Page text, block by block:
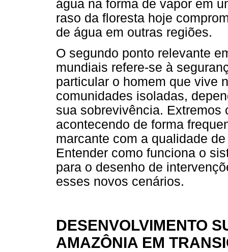
água na forma de vapor em
raso da floresta hoje
de água em outras regiões.
O segundo ponto relevante
mundiais refere-se à
particular o homem que vive
comunidades isoladas,
sua sobrevivência.
acontecendo de forma
marcante com a qualidade
Entender como funciona o
para o desenho de
esses novos cenários.
DESENVOLVIMENTO
AMAZÔNIA EM